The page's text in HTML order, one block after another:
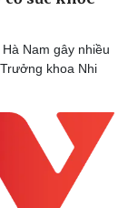
Nam gây nhiều
khoa Nhi